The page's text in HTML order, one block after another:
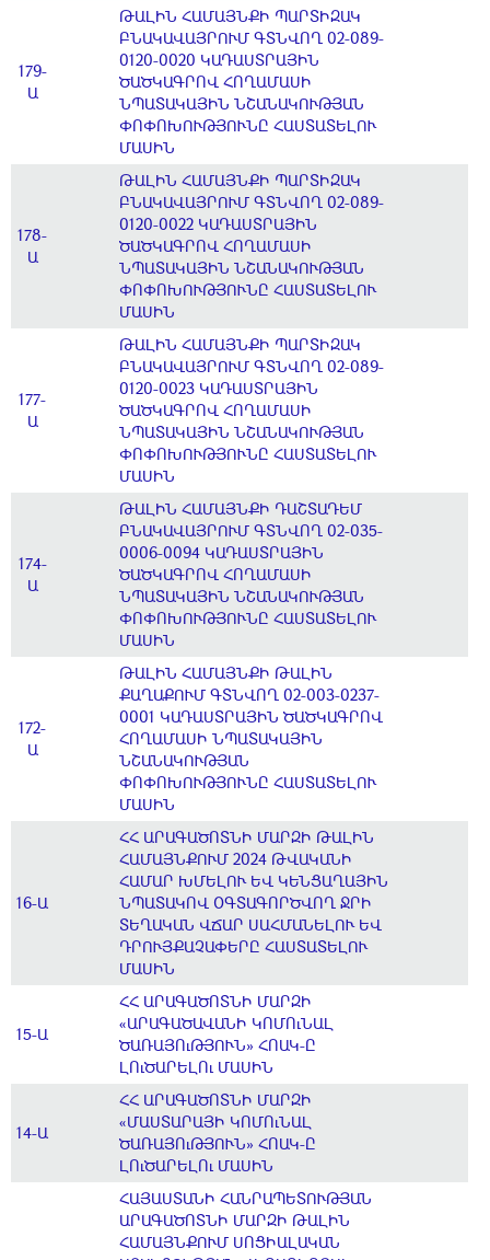
179-
Ա
ԹԱԼԻՆ ՀԱՄԱՅՆՔԻ ՊԱՐՏԻԶԱԿ
ԲՆԱԿԱՎԱՅՐՈՒՄ ԳՏՆՎՈՂ 02-089-
0120-0020 ԿԱԴԱՍՏՐԱՅԻՆ
ԾԱԾԿԱԳՐՈՎ ՀՈՂԱՄԱՍԻ
ՆՊԱՏԱԿԱՅԻՆ ՆՇԱՆԱԿՈՒԹՅԱՆ
ՓՈՓՈԽՈՒԹՅՈՒՆԸ ՀԱՍՏԱՏԵԼՈՒ
ՄԱՍԻՆ
178-
Ա
ԹԱԼԻՆ ՀԱՄԱՅՆՔԻ ՊԱՐՏԻԶԱԿ
ԲՆԱԿԱՎԱՅՐՈՒՄ ԳՏՆՎՈՂ 02-089-
0120-0022 ԿԱԴԱՍՏՐԱՅԻՆ
ԾԱԾԿԱԳՐՈՎ ՀՈՂԱՄԱՍԻ
ՆՊԱՏԱԿԱՅԻՆ ՆՇԱՆԱԿՈՒԹՅԱՆ
ՓՈՓՈԽՈՒԹՅՈՒՆԸ ՀԱՍՏԱՏԵԼՈՒ
ՄԱՍԻՆ
177-
Ա
ԹԱԼԻՆ ՀԱՄԱՅՆՔԻ ՊԱՐՏԻԶԱԿ
ԲՆԱԿԱՎԱՅՐՈՒՄ ԳՏՆՎՈՂ 02-089-
0120-0023 ԿԱԴԱՍՏՐԱՅԻՆ
ԾԱԾԿԱԳՐՈՎ ՀՈՂԱՄԱՍԻ
ՆՊԱՏԱԿԱՅԻՆ ՆՇԱՆԱԿՈՒԹՅԱՆ
ՓՈՓՈԽՈՒԹՅՈՒՆԸ ՀԱՍՏԱՏԵԼՈՒ
ՄԱՍԻՆ
174-
Ա
ԹԱԼԻՆ ՀԱՄԱՅՆՔԻ ԴԱՇՏԱԴԵՄ
ԲՆԱԿԱՎԱՅՐՈՒՄ ԳՏՆՎՈՂ 02-035-
0006-0094 ԿԱԴԱՍՏՐԱՅԻՆ
ԾԱԾԿԱԳՐՈՎ ՀՈՂԱՄԱՍԻ
ՆՊԱՏԱԿԱՅԻՆ ՆՇԱՆԱԿՈՒԹՅԱՆ
ՓՈՓՈԽՈՒԹՅՈՒՆԸ ՀԱՍՏԱՏԵԼՈՒ
ՄԱՍԻՆ
172-
Ա
ԹԱԼԻՆ ՀԱՄԱՅՆՔԻ ԹԱԼԻՆ
ՔԱՂԱՔՈՒՄ ԳՏՆՎՈՂ 02-003-0237-
0001 ԿԱԴԱՍՏՐԱՅԻՆ ԾԱԾԿԱԳՐՈՎ
ՀՈՂԱՄԱՍԻ ՆՊԱՏԱԿԱՅԻՆ
ՆՇԱՆԱԿՈՒԹՅԱՆ
ՓՈՓՈԽՈՒԹՅՈՒՆԸ ՀԱՍՏԱՏԵԼՈՒ
ՄԱՍԻՆ
16-Ա
ՀՀ ԱՐԱԳԱԾՈՏՆԻ ՄԱՐԶԻ ԹԱԼԻՆ
ՀԱՄԱՅՆՔՈՒՄ 2024 ԹՎԱԿԱՆԻ
ՀԱՄԱՐ ԽՄԵԼՈՒ ԵՎ ԿԵՆՑԱՂԱՅԻՆ
ՆՊԱՏԱԿՈՎ ՕԳՏԱԳՈՐԾՎՈՂ ՋՐԻ
ՏԵՂԱԿԱՆ ՎՃԱՐ ՍԱՀՄԱՆԵԼՈՒ ԵՎ
ԴՐՈՒՅՔԱՉԱՓԵՐԸ ՀԱՍՏԱՏԵԼՈՒ
ՄԱՍԻՆ
15-Ա
ՀՀ ԱՐԱԳԱԾՈՏՆԻ ՄԱՐԶԻ
«ԱՐԱԳԱԾԱՎԱՆԻ ԿՈՄՈւՆԱԼ
ԾԱՌԱՅՈւԹՅՈՒՆ» ՀՈԱԿ-Ը
ԼՈւԾԱՐԵԼՈւ ՄԱՍԻՆ
14-Ա
ՀՀ ԱՐԱԳԱԾՈՏՆԻ ՄԱՐԶԻ
«ՄԱՍՏԱՐԱՅԻ ԿՈՄՈւՆԱԼ
ԾԱՌԱՅՈւԹՅՈՒՆ» ՀՈԱԿ-Ը
ԼՈւԾԱՐԵԼՈւ ՄԱՍԻՆ
ՀԱՅԱՍՏԱՆԻ ՀԱՆՐԱՊԵՏՈՒԹՅԱՆ
ԱՐԱԳԱԾՈՏՆԻ ՄԱՐԶԻ ԹԱԼԻՆ
ՀԱՄԱՅՆՔՈՒՄ ՍՈՑԻԱԼԱԿԱՆ